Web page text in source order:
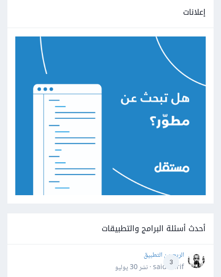
إعلانات
أحدث أسئلة البرامج والتطبيقات
3
الربح من التطبيق
said darif · نشر
30 يوليو